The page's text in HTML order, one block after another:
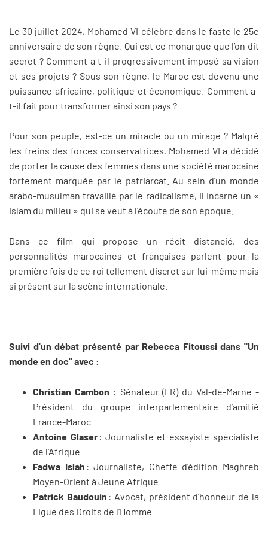
Le 30 juillet 2024, Mohamed VI célèbre dans le faste le 25e
anniversaire de son règne. Qui est ce monarque que l’on dit
secret ? Comment a t-il progressivement imposé sa vision
et ses projets ? Sous son règne, le Maroc est devenu une
puissance africaine, politique et économique. Comment a-
t-il fait pour transformer ainsi son pays ?
Pour son peuple, est-ce un miracle ou un mirage ? Malgré
les freins des forces conservatrices, Mohamed VI a décidé
de porter la cause des femmes dans une société marocaine
fortement marquée par le patriarcat. Au sein d’un monde
arabo-musulman travaillé par le radicalisme, il incarne un «
islam du milieu » qui se veut à l’écoute de son époque.
Dans ce film qui propose un récit distancié, des
personnalités marocaines et françaises parlent pour la
première fois de ce roi tellement discret sur lui-même mais
si présent sur la scène internationale.
Suivi d'un débat présenté par Rebecca Fitoussi dans "Un
monde en doc" avec :
Christian Cambon : Sénateur (LR) du Val-de-Marne -
Président du groupe interparlementaire d’amitié
France-Maroc
Antoine Glaser: Journaliste et essayiste spécialiste
de l’Afrique
Fadwa Islah : Journaliste, Cheffe d'édition Maghreb
Moyen-Orient à Jeune Afrique
Patrick Baudouin : Avocat, président d'honneur de la
Ligue des Droits de l’Homme